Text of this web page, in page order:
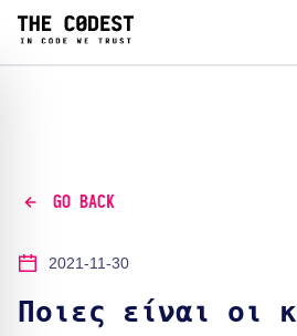
GO BACK
2021-11-30
Ποιες είναι οι